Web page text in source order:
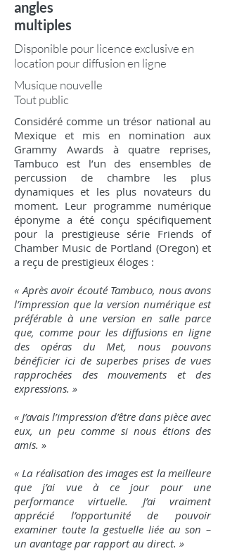
angles
multiples
Disponible pour licence exclusive en
location pour diffusion en ligne
Musique nouvelle
Tout public
Considéré comme un trésor national au
Mexique et mis en nomination aux
Grammy Awards à quatre reprises,
Tambuco est l’un des ensembles de
percussion de chambre les plus
dynamiques et les plus novateurs du
moment. Leur programme numérique
éponyme a été conçu spécifiquement
pour la prestigieuse série Friends of
Chamber Music de Portland (Oregon) et
a reçu de prestigieux éloges :
« Après avoir écouté Tambuco, nous avons
l’impression que la version numérique est
préférable à une version en salle parce
que, comme pour les diffusions en ligne
des opéras du Met, nous pouvons
bénéficier ici de superbes prises de vues
rapprochées des mouvements et des
expressions. »
« J’avais l’impression d’être dans pièce avec
eux, un peu comme si nous étions des
amis. »
« La réalisation des images est la meilleure
que j’ai vue à ce jour pour une
performance virtuelle. J’ai vraiment
apprécié l’opportunité de pouvoir
examiner toute la gestuelle liée au son –
un avantage par rapport au direct. »